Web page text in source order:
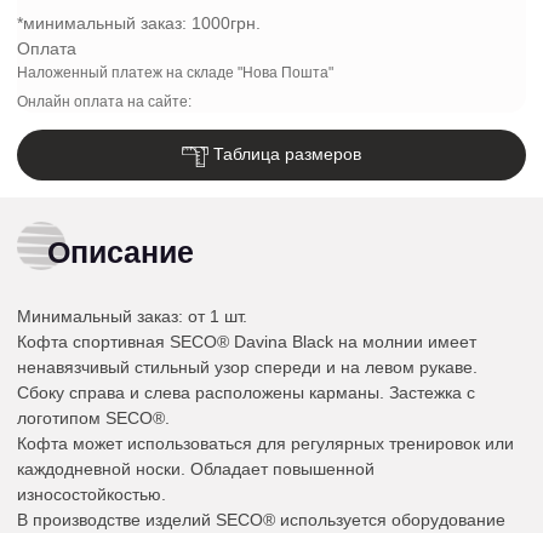
*минимальный заказ: 1000грн.
Оплата
Наложенный платеж на складе "Нова Пошта"
Онлайн оплата на сайте:
Таблица размеров
Описание
Минимальный заказ: от 1 шт.
Кофта спортивная SECO® Davina Black на молнии имеет
ненавязчивый стильный узор спереди и на левом рукаве.
Сбоку справа и слева расположены карманы. Застежка с
логотипом SECO®.
Кофта может использоваться для регулярных тренировок или
каждодневной носки. Обладает повышенной
износостойкостью.
В производстве изделий SECO® используется оборудование